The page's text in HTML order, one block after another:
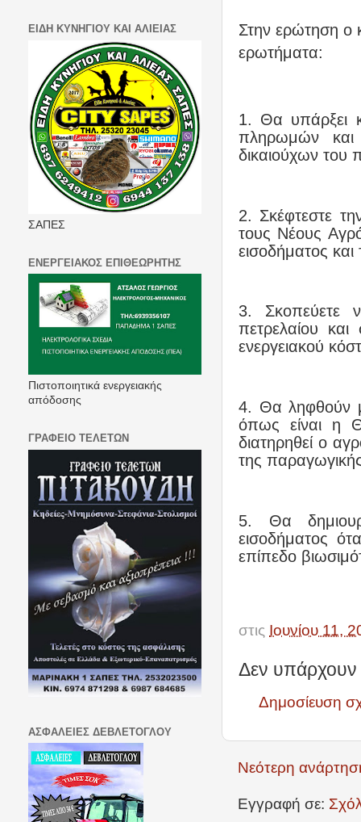
Στην ερώτηση ο
ερωτήματα:
1. Θα υπάρξει
πληρωμών και
δικαιούχων
2. Σκέφτεστε
τους Νέους
εισοδήματος
3. Σκοπεύετε
πετρελαίου
ενεργειακού
4. Θα ληφθούν
όπως είναι η
διατηρηθεί ο
της
5. Θα
εισοδήματος
επίπεδο
στις Ιουνίου 11,
Δεν υπάρχουν
Δημοσίευση
Νεότερη
Εγγραφή σε:
ΕΙΔΗ ΚΥΝΗΓΙΟΥ ΚΑΙ ΑΛΙΕΙΑΣ
ΣΑΠΕΣ
ΕΝΕΡΓΕΙΑΚΟΣ ΕΠΙΘΕΩΡΗΤΗΣ
Πιστοποιητικά ενεργειακής
απόδοσης
ΓΡΑΦΕΙΟ ΤΕΛΕΤΩΝ
ΑΣΦΑΛΕΙΕΣ ΔΕΒΛΕΤΟΓΛΟΥ